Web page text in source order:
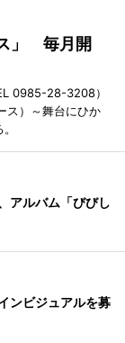
」 毎月開
0985-28-3208）
ス）～舞台にひか
アルバム「びびし
ンビジュアルを募